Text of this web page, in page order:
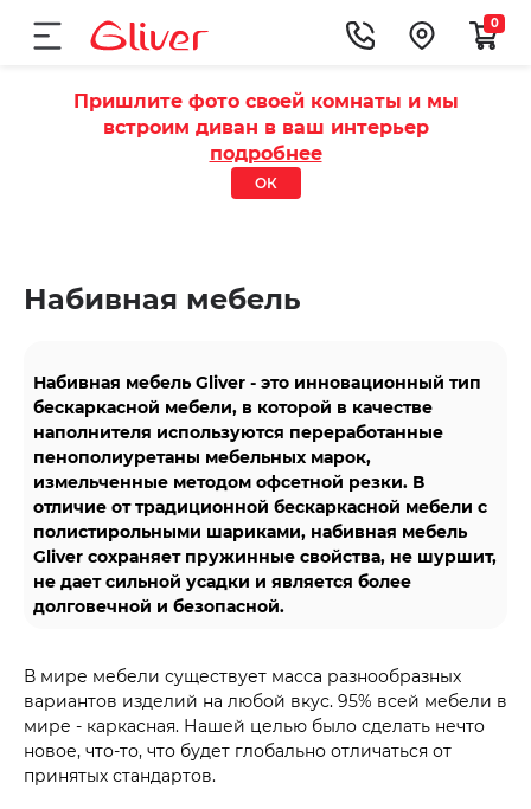
0
Пришлите фото своей комнаты и мы
встроим диван в ваш интерьер
подробнее
ОК
Набивная мебель
Набивная мебель Gliver - это инновационный тип
бескаркасной мебели, в которой в качестве
наполнителя используются переработанные
пенополиуретаны мебельных марок,
измельченные методом офсетной резки. В
отличие от традиционной бескаркасной мебели с
полистирольными шариками, набивная мебель
Gliver сохраняет пружинные свойства, не шуршит,
не дает сильной усадки и является более
долговечной и безопасной.
В мире мебели существует масса разнообразных
вариантов изделий на любой вкус. 95% всей мебели в
мире - каркасная. Нашей целью было сделать нечто
новое, что-то, что будет глобально отличаться от
принятых стандартов.